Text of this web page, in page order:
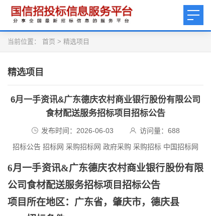
当前位置： 首页 > 精选项目
精选项目
6月一手资讯&广东德庆农村商业银行股份有限公司
食材配送服务招标项目招标公告
发布时间：2026-06-03 访问量： 688
招标公告 招标网 采购招标网 政府采购 采购招标 中国招标网
6月一手资讯&广东德庆农村商业银行股份有限
公司食材配送服务招标项目招标公告
项目所在地区：广东省，肇庆市，德庆县